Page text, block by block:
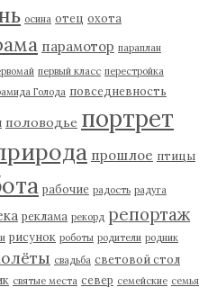
осина отец охота
парамотор параплан
первый класс перестройка
Голода повседневность
половодье портрет
прошлое птицы
рабочие радость радуга
реклама рекорд репортаж
рисунок роботы родители родник
свадьба световой стол
святые места север семейские семья